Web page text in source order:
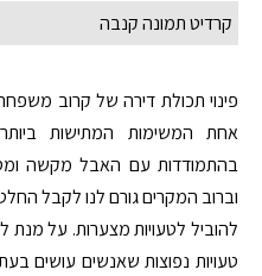
קרדיט תמונה קנבה
פינוי תכולת דירה של קרוב
אחת המשימות המתישות
בהתמודדות עם האבל מקשה
וברוב המקרים גורם לנו לקבל
טעויות נפוצות שאנשים עושים